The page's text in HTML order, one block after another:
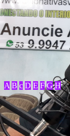
A B c D E F G H